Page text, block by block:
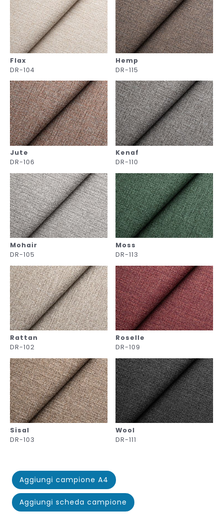
Flax
DR-104
Hemp
DR-115
Jute
DR-106
Kenaf
DR-110
Mohair
DR-105
Moss
DR-113
Rattan
DR-102
Roselle
DR-109
Sisal
DR-103
Wool
DR-111
Aggiungi campione A4
Aggiungi scheda campione